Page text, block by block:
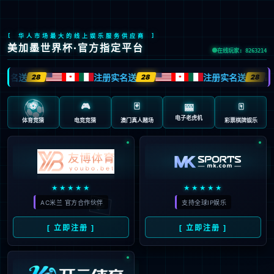
关注行业动态，
深耕行业多年，提供全行业技术
了解更多